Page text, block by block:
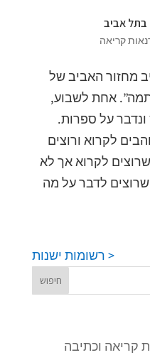
בתל אביב
קריאה
מחזור האביב של
אחת לשבוע,
20:30 ניפגש ונדבר על ספרות.
לקרוא ורוצים
לקרוא אך לא
לדבר על מה
< רשומות ישנות
קריאה וכתיבה